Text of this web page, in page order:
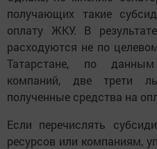
получающих такие
оплату ЖКУ. В
расходуются не по
Татарстане, по
компаний, две трети
полученные средства на
Если перечислять
ресурсов или компаниям,